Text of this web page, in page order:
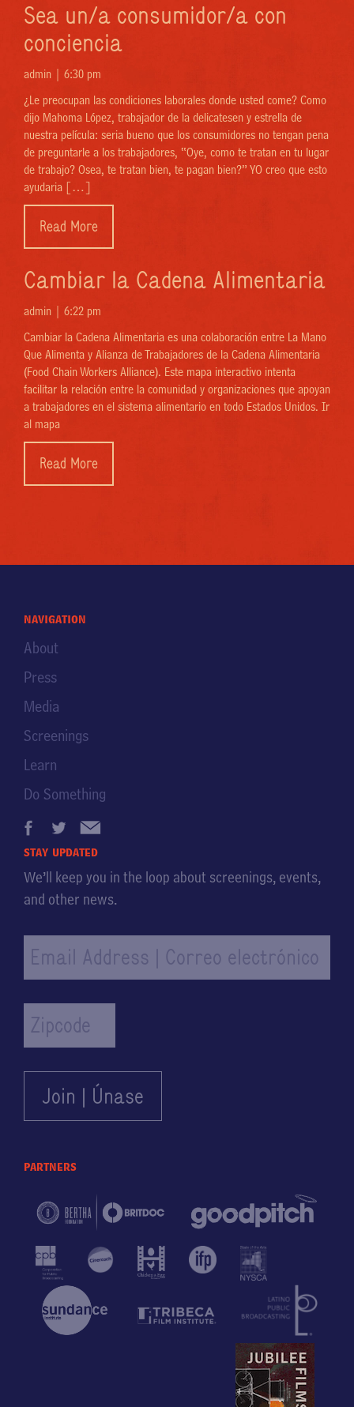
Sea un/a consumidor/a con
conciencia
admin | 6:30 pm
¿Le preocupan las condiciones laborales donde usted come? Como
dijo Mahoma López, trabajador de la delicatesen y estrella de
nuestra película: seria bueno que los consumidores no tengan pena
de preguntarle a los trabajadores, “Oye, como te tratan en tu lugar
de trabajo? Osea, te tratan bien, te pagan bien?” YO creo que esto
ayudaria […]
Read More
Cambiar la Cadena Alimentaria
admin | 6:22 pm
Cambiar la Cadena Alimentaria es una colaboración entre La Mano
Que Alimenta y Alianza de Trabajadores de la Cadena Alimentaria
(Food Chain Workers Alliance). Este mapa interactivo intenta
facilitar la relación entre la comunidad y organizaciones que apoyan
a trabajadores en el sistema alimentario en todo Estados Unidos. Ir
al mapa
Read More
navigation
About
Press
Media
Screenings
Learn
Do Something
stay updated
We’ll keep you in the loop about screenings, events,
and other news.
partners